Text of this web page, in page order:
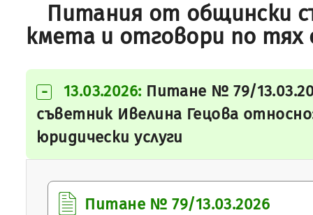
Питания от общински
кмета и отговори по тях
- 13.03.2026: Питане № 79/
съветник Ивелина Гецова
юридически услуги
Питане № 79/13.03.2026